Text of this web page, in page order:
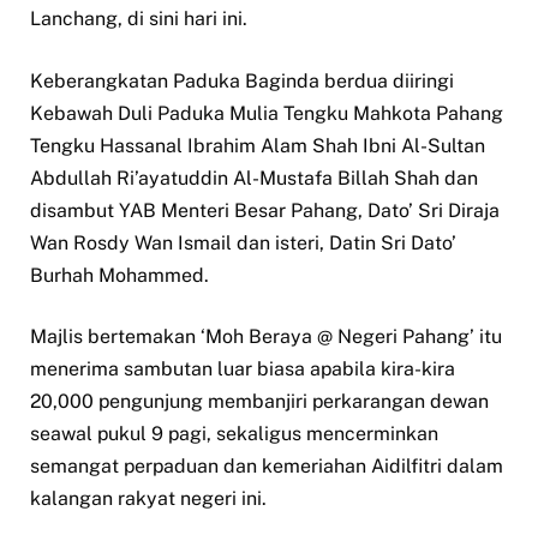
Lanchang, di sini hari ini.
Keberangkatan Paduka Baginda berdua diiringi
Kebawah Duli Paduka Mulia Tengku Mahkota Pahang
Tengku Hassanal Ibrahim Alam Shah Ibni Al-Sultan
Abdullah Ri’ayatuddin Al-Mustafa Billah Shah dan
disambut YAB Menteri Besar Pahang, Dato’ Sri Diraja
Wan Rosdy Wan Ismail dan isteri, Datin Sri Dato’
Burhah Mohammed.
Majlis bertemakan ‘Moh Beraya @ Negeri Pahang’ itu
menerima sambutan luar biasa apabila kira-kira
20,000 pengunjung membanjiri perkarangan dewan
seawal pukul 9 pagi, sekaligus mencerminkan
semangat perpaduan dan kemeriahan Aidilfitri dalam
kalangan rakyat negeri ini.